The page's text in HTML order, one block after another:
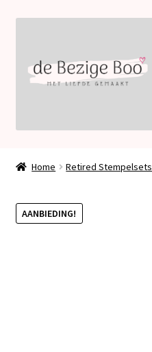
navigatie
inhoud
Blog
Home Retired Stempelsets
AANBIEDING!